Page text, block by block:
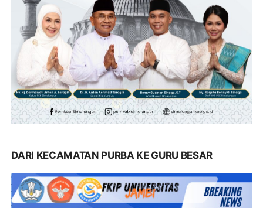
DARI KECAMATAN PURBA KE GURU BESAR